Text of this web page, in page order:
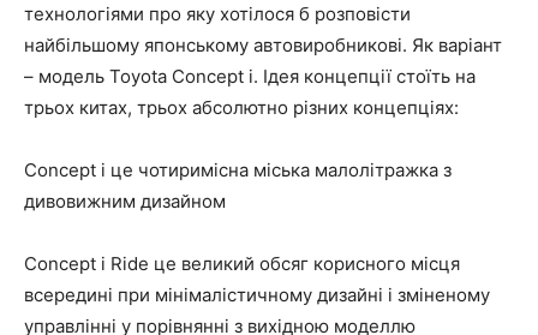
технологіями про яку хотілося б розповісти
найбільшому японському автовиробникові. Як варіант
– модель Toyota Concept i. Ідея концепції стоїть на
трьох китах, трьох абсолютно різних концепціях:
Concept i це чотиримісна міська малолітражка з
дивовижним дизайном
Concept i Ride це великий обсяг корисного місця
всередині при мінімалістичному дизайні і зміненому
управлінні у порівнянні з вихідною моделлю